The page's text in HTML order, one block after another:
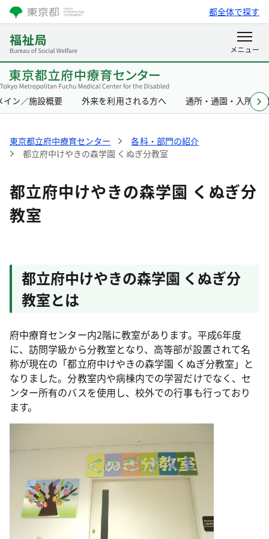
都全体で探す
イン／施設概要 外来を利用される方へ 通所・通園・入所を
東京都立府中療育センター
各科・部門の紹介
都立府中けやきの森学園 くぬぎ分教室
都立府中けやきの森学園 くぬぎ分
教室
都立府中けやきの森学園 くぬぎ分
教室とは
府中療育センター内2階に教室があります。平成6年度
に、訪問学級から分教室となり、高等部が設置されて名
称が現在の「都立府中けやきの森学園 くぬぎ分教室」と
なりました。分教室内や病棟内での学習だけでなく、セ
ンター所有のバスを使用し、校外での行事も行っており
ます。